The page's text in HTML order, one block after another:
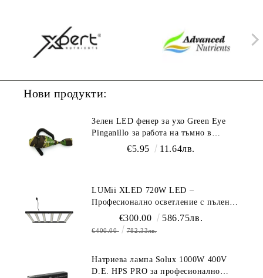
Нови продукти:
Зелен LED фенер за ухо Green Eye
Pinganillo за работа на тъмно в
€5.95 11.64лв.
LUMii XLED 720W LED –
Професионално осветление с пълен
спектър (1700 µmol/s)
€300.00 586.75лв.
€400.00 782.33лв.
Натриева лампа Solux 1000W 400V
D.E. HPS PRO за професионално